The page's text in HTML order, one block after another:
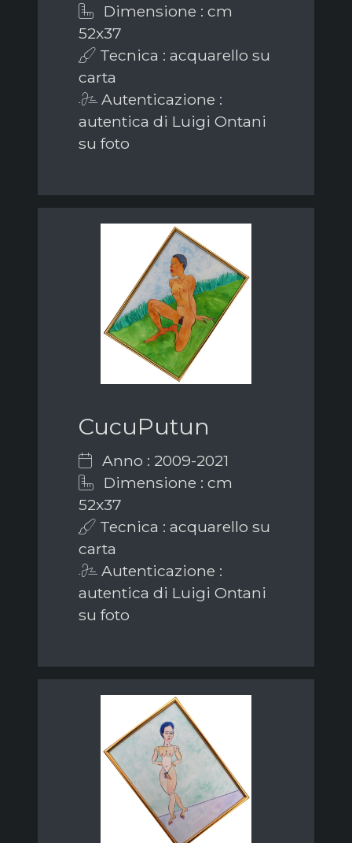
Dimensione : cm
52x37
Tecnica : acquarello su
carta
Autenticazione :
autentica di Luigi Ontani
su foto
CucuPutun
Anno : 2009-2021
Dimensione : cm
52x37
Tecnica : acquarello su
carta
Autenticazione :
autentica di Luigi Ontani
su foto